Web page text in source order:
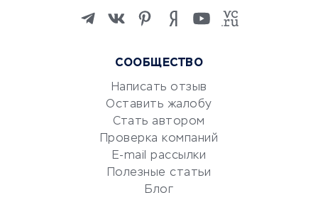
Изучение иностранных
Маркетинг и продажи
Репетиторство
Красота и здоровье
Сервисы по поиску работы
Сетевой маркетинг
СООБЩЕСТВО
Написать отзыв
Оставить жалобу
Стать автором
Проверка компаний
E-mail рассылки
Полезные статьи
Блог